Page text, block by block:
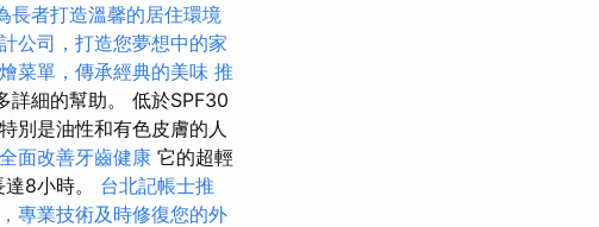
長者打造溫馨的居住環境
公司，打造您夢想中的家
菜單，傳承經典的美味 推
詳細的幫助。 低於SPF30
別是油性和有色皮膚的人
面改善牙齒健康 它的超輕
8小時。 台北記帳士推
專業技術及時修復您的外